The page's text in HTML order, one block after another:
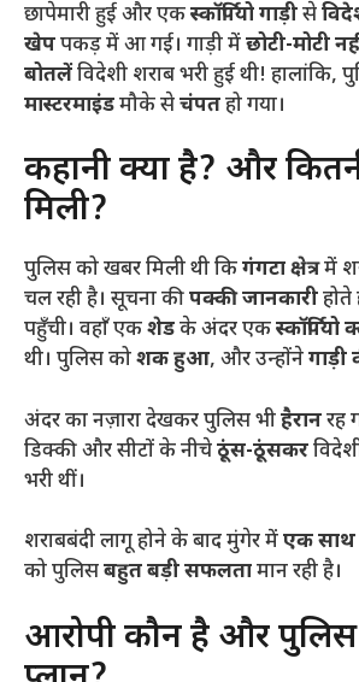
छापेमारी हुई और एकस्कॉर्पियो गाड़ीसे
खेपपकड़ में आ गई। गाड़ी मेंछोटी-मोटी
बोतलेंविदेशी शराब भरी हुई थी! हालांकि,
मास्टरमाइंडमौके सेचंपतहो गया।
​कहानी क्या है? और
मिली?
​पुलिस को खबर मिली थी किगंगटा क्षेत्रमें
चल रही है। सूचना कीपक्की जानकारीहोते
पहुँची। वहाँ एकशेडके अंदर एक
थी। पुलिस कोशक हुआ, और उन्होंनेगाड़ी
​अंदर का नज़ारा देखकर पुलिस भीहैरानरह
डिक्की और सीटों के नीचेठूंस-ठूंसकर
भरी थीं।
शराबबंदी लागू होने के बाद मुंगेर मेंएक साथ
को पुलिसबहुत बड़ी सफलतामान रही है।
​आरोपी कौन है और